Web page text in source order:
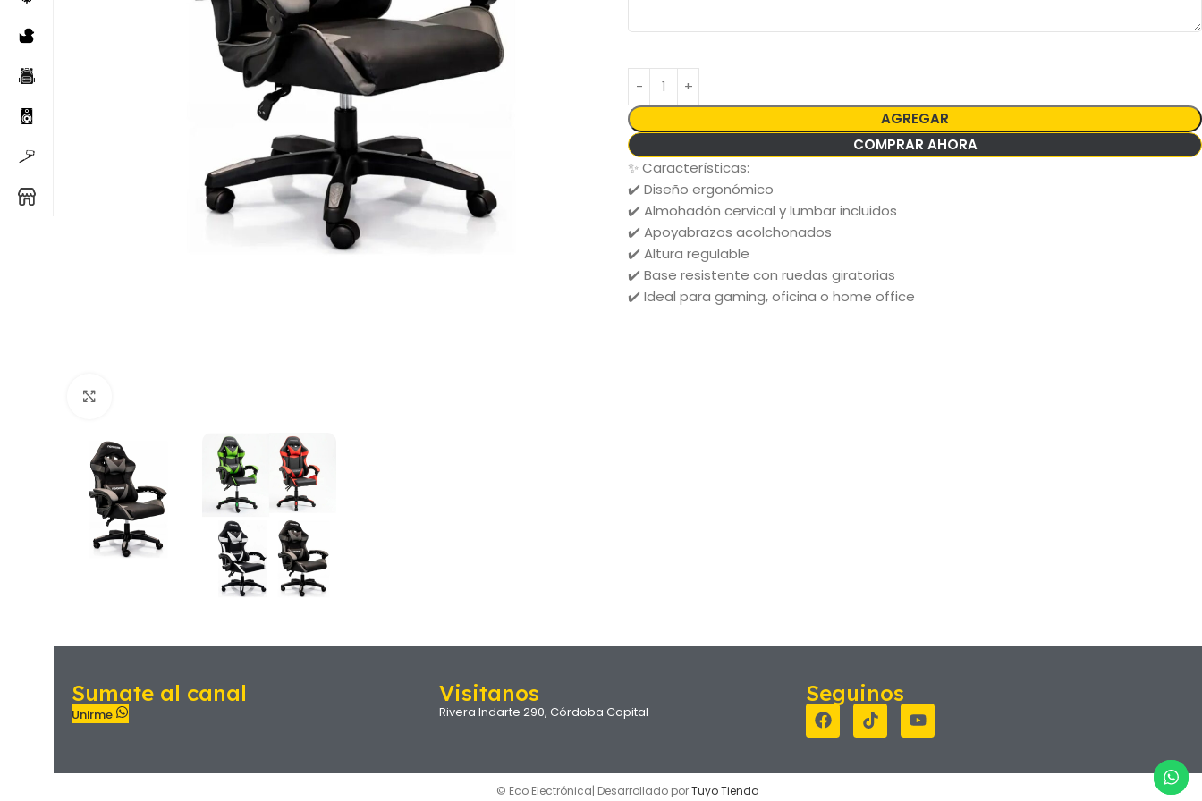
AGREGAR
COMPRAR AHORA
✨ Características:
✔️ Diseño ergonómico
✔️ Almohadón cervical y lumbar incluidos
✔️ Apoyabrazos acolchonados
✔️ Altura regulable
✔️ Base resistente con ruedas giratorias
✔️ Ideal para gaming, oficina o home office
Sumate al canal
Unirme
Visitanos
Rivera Indarte 290, Córdoba Capital
Seguinos
© Eco Electrónica| Desarrollado porTuyo Tienda